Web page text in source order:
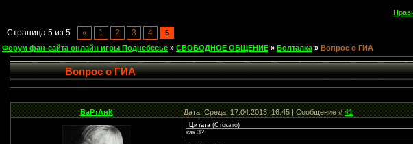
Страница 5 из 5 « 1 2 3 4
5
Форум фан-сайта онлайн игры Поднебесье » СВОБОДНОЕ ОБЩЕНИЕ » Болталка » Вопрос о ГИА
Вопрос о ГИА
ВаРтАнК Дата: Среда, 17.04.2013, 16:45 | Сообщение #41
Цитата (Стокато)
как 3?